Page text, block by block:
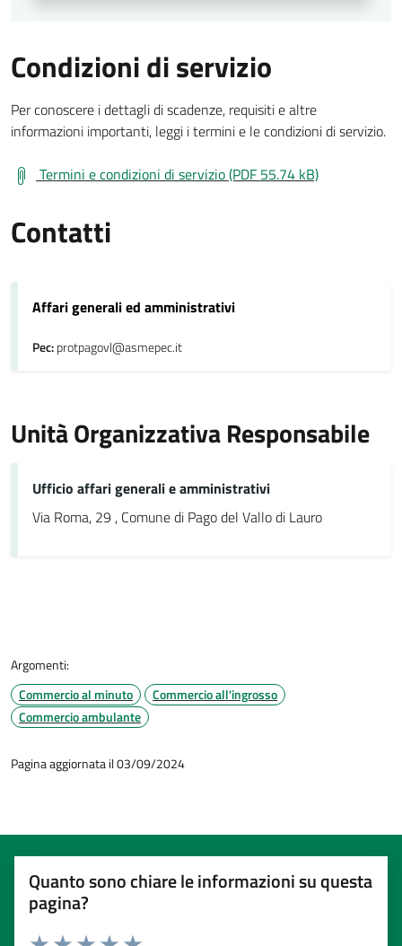
Condizioni di servizio
Per conoscere i dettagli di scadenze, requisiti e altre
informazioni importanti, leggi i termini e le condizioni di servizio.
Termini e condizioni di servizio (PDF 55.74 kB)
Contatti
Affari generali ed amministrativi
Pec:protpagovl@asmepec.it
Unità Organizzativa Responsabile
Ufficio affari generali e amministrativi
Via Roma, 29 , Comune di Pago del Vallo di Lauro
Argomenti:
Commercio al minuto
Commercio all'ingrosso
Commercio ambulante
Pagina aggiornata il 03/09/2024
Quanto sono chiare le informazioni su questa
pagina?